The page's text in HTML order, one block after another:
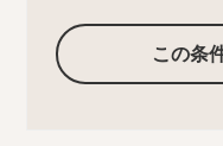
この条